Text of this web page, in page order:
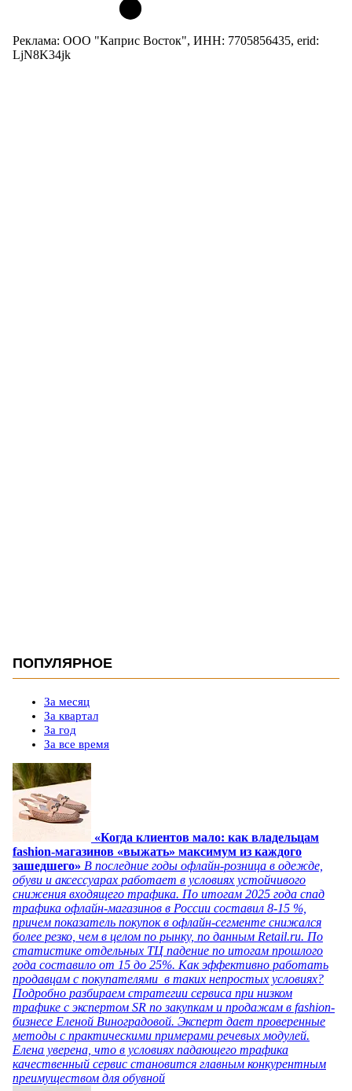
Реклама: ООО "Каприс Восток", ИНН: 7705856435, erid:
LjN8K34jk
ПОПУЛЯРНОЕ
За месяц
За квартал
За год
За все время
«Когда клиентов мало: как владельцам
fashion-магазинов «выжать» максимум из каждого
зашедшего» В последние годы офлайн-розница в одежде,
обуви и аксессуарах работает в условиях устойчивого
снижения входящего трафика. По итогам 2025 года спад
трафика офлайн-магазинов в России составил 8-15 %,
причем показатель покупок в офлайн-сегменте снижался
более резко, чем в целом по рынку, по данным Retail.ru. По
статистике отдельных ТЦ падение по итогам прошлого
года составило от 15 до 25%. Как эффективно работать
продавцам с покупателями в таких непростых условиях?
Подробно разбираем стратегии сервиса при низком
трафике с экспертом SR по закупкам и продажам в fashion-
бизнесе Еленой Виноградовой. Эксперт дает проверенные
методы с практическими примерами речевых модулей.
Елена уверена, что в условиях падающего трафика
качественный сервис становится главным конкурентным
преимуществом для обувной